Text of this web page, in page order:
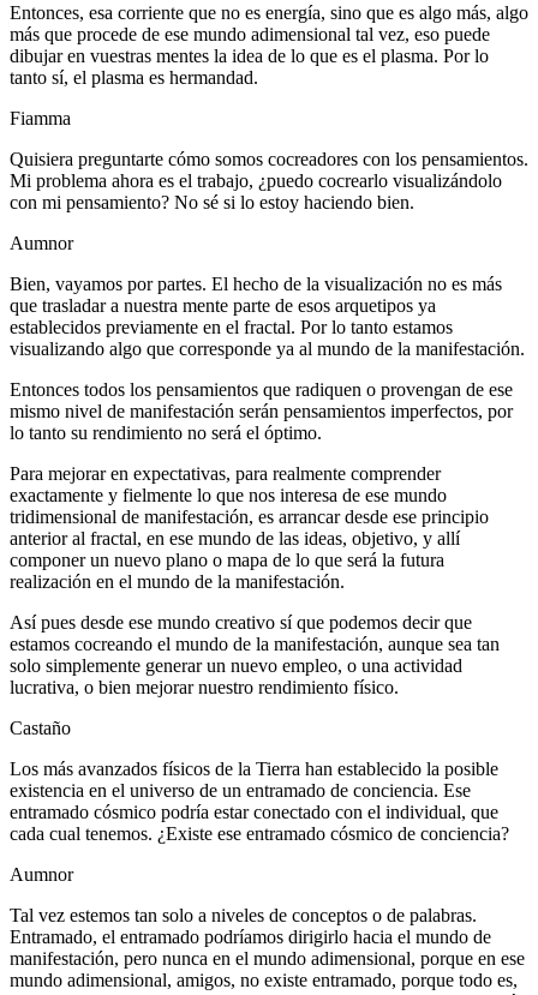
Entonces, esa corriente que no es energía, sino que es algo más, algo
más que procede de ese mundo adimensional tal vez, eso puede
dibujar en vuestras mentes la idea de lo que es el plasma. Por lo
tanto sí, el plasma es hermandad.
Fiamma
Quisiera preguntarte cómo somos cocreadores con los pensamientos.
Mi problema ahora es el trabajo, ¿puedo cocrearlo visualizándolo
con mi pensamiento? No sé si lo estoy haciendo bien.
Aumnor
Bien, vayamos por partes. El hecho de la visualización no es más
que trasladar a nuestra mente parte de esos arquetipos ya
establecidos previamente en el fractal. Por lo tanto estamos
visualizando algo que corresponde ya al mundo de la manifestación.
Entonces todos los pensamientos que radiquen o provengan de ese
mismo nivel de manifestación serán pensamientos imperfectos, por
lo tanto su rendimiento no será el óptimo.
Para mejorar en expectativas, para realmente comprender
exactamente y fielmente lo que nos interesa de ese mundo
tridimensional de manifestación, es arrancar desde ese principio
anterior al fractal, en ese mundo de las ideas, objetivo, y allí
componer un nuevo plano o mapa de lo que será la futura
realización en el mundo de la manifestación.
Así pues desde ese mundo creativo sí que podemos decir que
estamos cocreando el mundo de la manifestación, aunque sea tan
solo simplemente generar un nuevo empleo, o una actividad
lucrativa, o bien mejorar nuestro rendimiento físico.
Castaño
Los más avanzados físicos de la Tierra han establecido la posible
existencia en el universo de un entramado de conciencia. Ese
entramado cósmico podría estar conectado con el individual, que
cada cual tenemos. ¿Existe ese entramado cósmico de conciencia?
Aumnor
Tal vez estemos tan solo a niveles de conceptos o de palabras.
Entramado, el entramado podríamos dirigirlo hacia el mundo de
manifestación, pero nunca en el mundo adimensional, porque en ese
mundo adimensional, amigos, no existe entramado, porque todo es,